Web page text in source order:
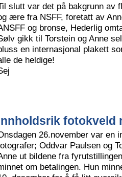
slutt var det på bakgrunn av
ære fra NSFF, foretatt av
og bronse, Hederlig
gikk til Torstein og Anne
en internasjonal plakett
de heldige!
fotokveld
26.november var en
Oddvar Paulsen og
ut bildene fra
om betalingen. Hun